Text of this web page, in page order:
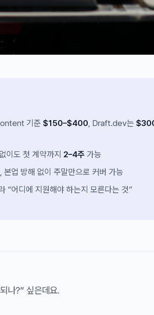
기준 $150–$400 , Draft.dev는
이도 첫 계약까지 2–4주 가능
, 본업 방해 없이 주말만으로 커버 가능
“어디에 지원해야 하는지 모른다는 것”
나?” 싶은데요.